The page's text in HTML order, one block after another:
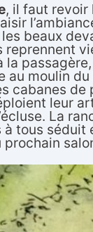
, il faut revoir
beaux
reprennent
la
au moulin
cabanes de
leur
La
à tous